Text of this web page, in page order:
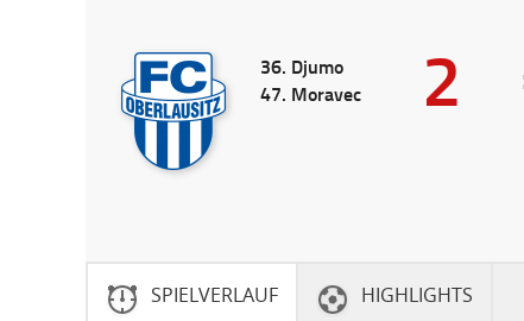
36. Djumo
47. Moravec
2
SPIELVERLAUF HIGHLIGHTS